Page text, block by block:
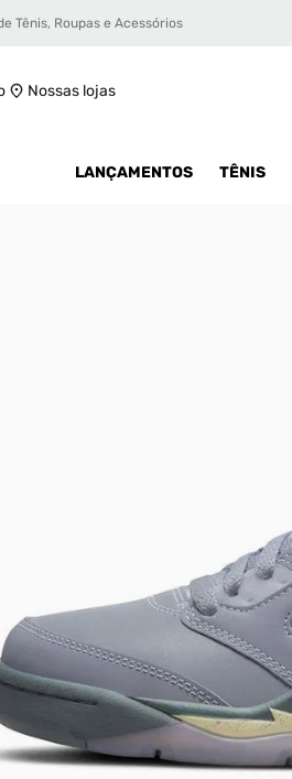
Tênis, Roupas e Acessórios
Nossas lojas
LANÇAMENTOS TÊNIS
5 Retro Low Feminino